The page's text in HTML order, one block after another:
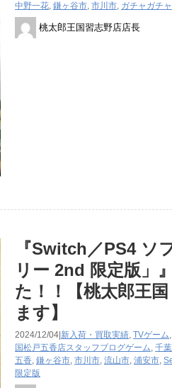
中野一花, 鎌ヶ谷市, 市川市, ガチャガチャ
桃太郎王国習志野店店長
『Switch／PS4 ソ
リー 2nd 限定版」
た！！【桃太郎王
ます】
2024/12/04|新入荷・買取実績 TVゲーム
国松戸五香店スタッフブログゲーム 千
五香 鎌ヶ谷市 市川市 流山市 浦安市
限定版